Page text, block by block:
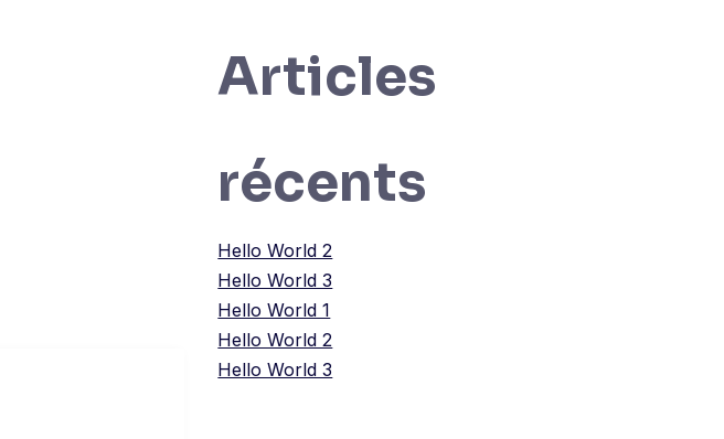
Articles
récents
Hello World 2
Hello World 3
Hello World 1
Hello World 2
Hello World 3